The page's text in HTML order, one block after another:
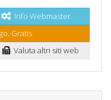
Info Webmaster
Gratis
Valuta altri siti web